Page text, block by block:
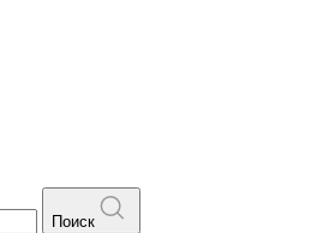
Поиск